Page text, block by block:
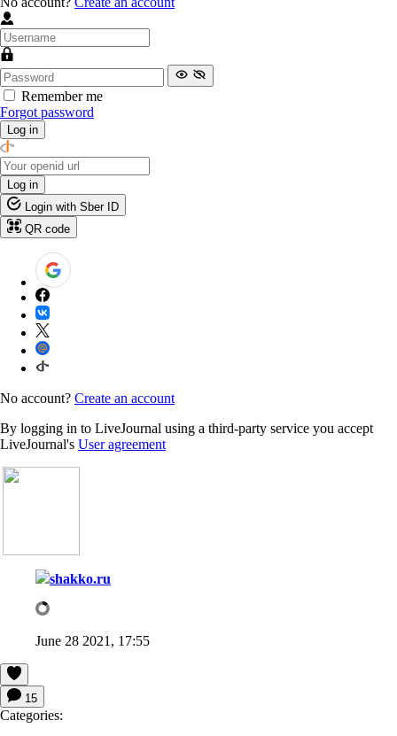
Remember me
Forgot password
Log in
Log in
Login with Sber ID
QR code
No account? Create an account
By logging in to LiveJournal using a third-party service you accept
LiveJournal's User agreement
shakko.ru
June 28 2021, 17:55
15
Categories: